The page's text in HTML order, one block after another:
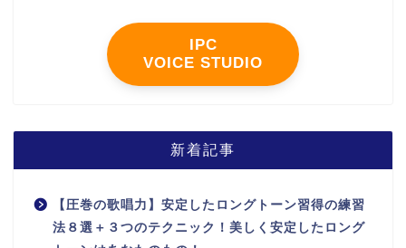
IPC
VOICE STUDIO
新着記事
【圧巻の歌唱力】安定したロングトーン習得の練習
法８選＋３つのテクニック！美しく安定したロング